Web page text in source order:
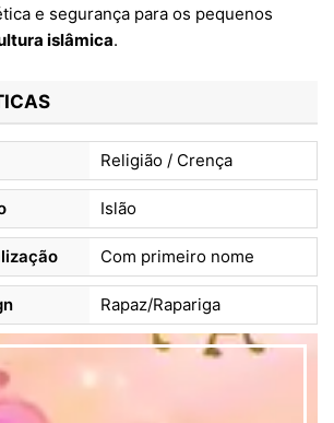
e segurança para os pequenos
islâmica.
Religião / Crença
Islão
Com primeiro nome
Rapaz/Rapariga